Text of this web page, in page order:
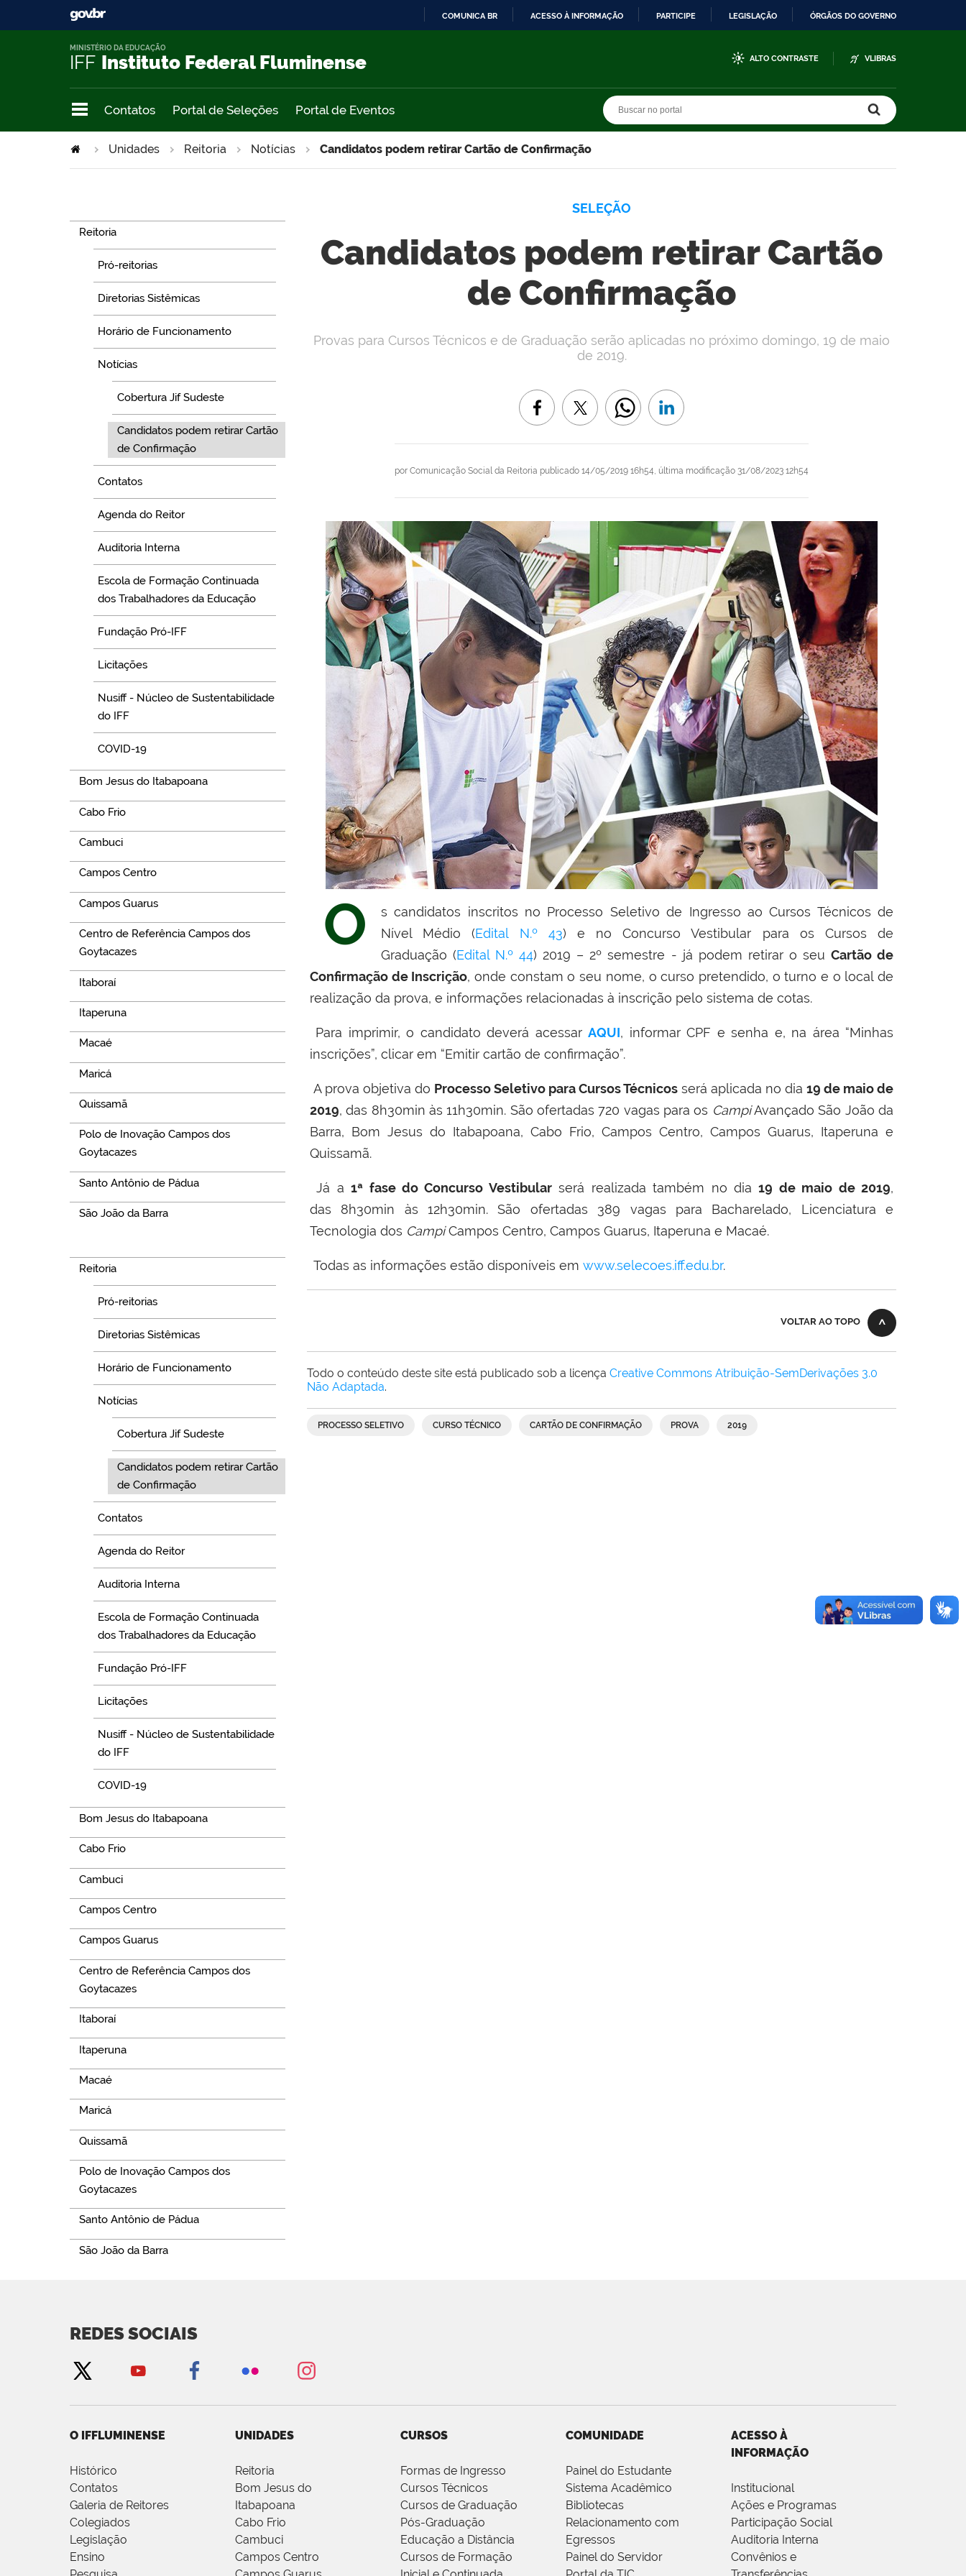
COMUNICA BR ACESSO À INFORMAÇÃO PARTICIPE LEGISLAÇÃO ÓRGÃOS DO GOVERNO
IFF Instituto Federal Fluminense
MINISTÉRIO DA EDUCAÇÃO
ALTO CONTRASTE VLIBRAS
Contatos Portal de Seleções Portal de Eventos
Unidades Reitoria Notícias Candidatos podem retirar Cartão de Confirmação
Reitoria
Pró-reitorias
Diretorias Sistêmicas
Horário de Funcionamento
Notícias
Cobertura Jif Sudeste
Candidatos podem retirar Cartão
de Confirmação
Contatos
Agenda do Reitor
Auditoria Interna
Escola de Formação Continuada
dos Trabalhadores da Educação
Fundação Pró-IFF
Licitações
Nusiff - Núcleo de Sustentabilidade
do IFF
COVID-19
Bom Jesus do Itabapoana
Cabo Frio
Cambuci
Campos Centro
Campos Guarus
Centro de Referência Campos dos
Goytacazes
Itaboraí
Itaperuna
Macaé
Maricá
Quissamã
Polo de Inovação Campos dos
Goytacazes
Santo Antônio de Pádua
São João da Barra
Reitoria
Pró-reitorias
Diretorias Sistêmicas
Horário de Funcionamento
Notícias
Cobertura Jif Sudeste
Candidatos podem retirar Cartão
de Confirmação
Contatos
Agenda do Reitor
Auditoria Interna
Escola de Formação Continuada
dos Trabalhadores da Educação
Fundação Pró-IFF
Licitações
Nusiff - Núcleo de Sustentabilidade
do IFF
COVID-19
Bom Jesus do Itabapoana
Cabo Frio
Cambuci
Campos Centro
Campos Guarus
Centro de Referência Campos dos
Goytacazes
Itaboraí
Itaperuna
Macaé
Maricá
Quissamã
Polo de Inovação Campos dos
Goytacazes
Santo Antônio de Pádua
São João da Barra
SELEÇÃO
Candidatos podem retirar Cartão
de Confirmação
por Comunicação Social da Reitoria publicado 14/05/2019 16h54, última modificação 31/08/2023 12h54
Provas para Cursos Técnicos e de Graduação serão aplicadas no próximo domingo, 19 de maio
de 2019.
O
s candidatos inscritos no Processo Seletivo de Ingresso ao Cursos Técnicos de
Nível Médio (Edital N.º 43) e no Concurso Vestibular para os Cursos de
Graduação (Edital N.º 44) 2019 – 2º semestre - já podem retirar o seu Cartão de
Confirmação de Inscrição, onde constam o seu nome, o curso pretendido, o turno e o local de
realização da prova, e informações relacionadas à inscrição pelo sistema de cotas.
Para imprimir, o candidato deverá acessarAQUI, informar CPF e senha e, na área “Minhas
inscrições”, clicar em “Emitir cartão de confirmação”.
A prova objetiva do Processo Seletivo para Cursos Técnicos será aplicada no dia 19 de maio de
2019, das 8h30min às 11h30min. São ofertadas 720 vagas para os CampiAvançado São João da
Barra, Bom Jesus do Itabapoana, Cabo Frio, Campos Centro, Campos Guarus, Itaperuna e
Quissamã.
Já a1ª fase do Concurso Vestibularserá realizada também no dia19 de maio de 2019,
das 8h30min às 12h30min. São ofertadas 389 vagas para Bacharelado, Licenciatura e
Tecnologia dos CampiCampos Centro, Campos Guarus, Itaperuna e Macaé.
Todas as informações estão disponíveis em www.selecoes.iff.edu.br.
VOLTAR AO TOPO
Todo o conteúdo deste site está publicado sob a licença Creative Commons Atribuição-SemDerivações 3.0
Não Adaptada.
PROCESSO SELETIVO CURSO TÉCNICO CARTÃO DE CONFIRMAÇÃO PROVA 2019
REDES SOCIAIS
O IFFLUMINENSE
Histórico
Contatos
Galeria de Reitores
Colegiados
Legislação
Ensino
UNIDADES
Reitoria
Bom Jesus do
Itabapoana
Cabo Frio
Cambuci
Campos Centro
CURSOS
Formas de Ingresso
Cursos Técnicos
Cursos de Graduação
Pós-Graduação
Educação a Distância
Cursos de Formação
COMUNIDADE
Painel do Estudante
Sistema Acadêmico
Bibliotecas
Relacionamento com
Egressos
Painel do Servidor
ACESSO À
INFORMAÇÃO
Institucional
Ações e Programas
Participação Social
Auditoria Interna
Convênios e